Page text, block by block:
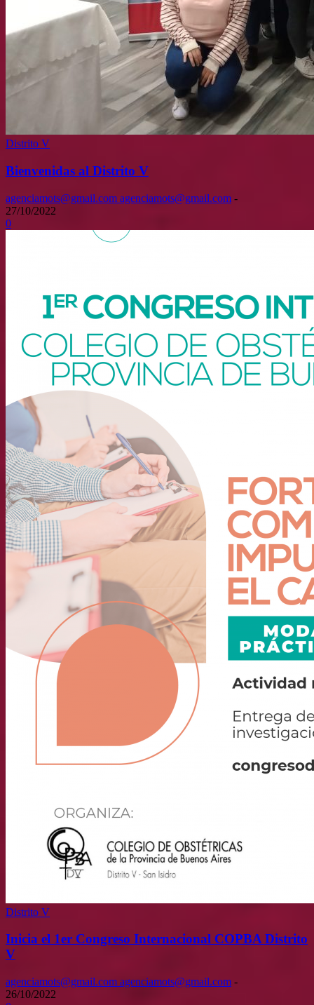
Distrito V
Bienvenidas al Distrito V
agenciamots@gmail.com agenciamots@gmail.com -
27/10/2022
0
Distrito V
Inicia el 1er Congreso Internacional COPBA Distrito
V
agenciamots@gmail.com agenciamots@gmail.com -
26/10/2022